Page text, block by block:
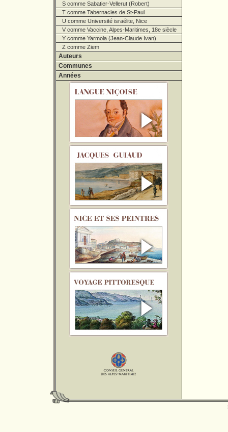
S comme Sabatier-Vellerut (Robert)
T comme Tabernacles de St-Paul
U comme Université israélite, Nice
V comme Vaccine, Alpes-Maritimes, 18e siècle
Y comme Yarmola (Jean-Claude Ivan)
Z comme Ziem
Auteurs
Communes
Années